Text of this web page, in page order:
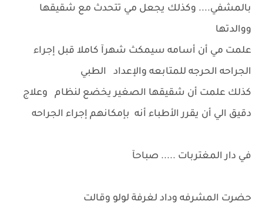
بالمشفي.... وكذلك يجعل مي تتحدث مع شقيقها
ووالدتها
علمت مي أن أسامه سيمكث شهرآ كاملا قبل إجراء
الجراحه الحرجه للمتابعه والإعداد الطبي
كذلك علمت أن شقيقها الصغير يخضع لنظام وعلاج
دقيق الي أن يقرر الأطباء أنه بإمكانهم إجراء الجراحه
في دار المغتربات ..... صباحآ
حضرت المشرفه وداد لغرفة لولو وقالت